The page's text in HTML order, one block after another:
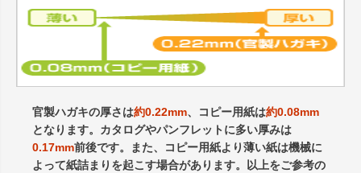
官製ハガキの厚さは約0.22mm、コピー用紙は約0.08mm
となります。カタログやパンフレットに多い厚みは
0.17mm前後です。また、コピー用紙より薄い紙は機械に
よって紙詰まりを起こす場合があります。以上をご参考の